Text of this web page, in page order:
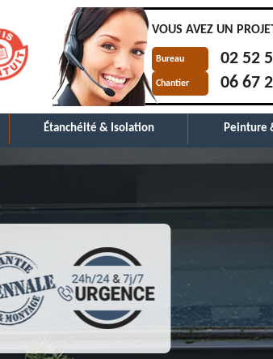
VOUS AVEZ UN
Bureau 02 52
Chantier 06 67
Étanchéité & Isolation Peinture